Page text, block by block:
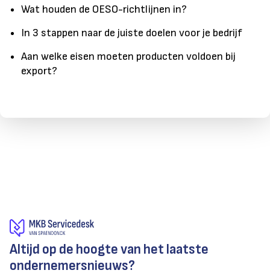
Wat houden de OESO-richtlijnen in?
In 3 stappen naar de juiste doelen voor je bedrijf
Aan welke eisen moeten producten voldoen bij
export?
Altijd op de hoogte van het laatste
ondernemersnieuws?